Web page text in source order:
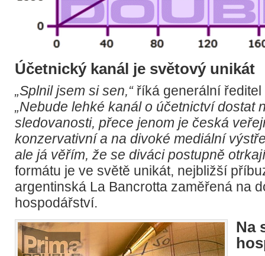
Účetnický kanál je světový unikát
„Splnil jsem si sen,“říká generální ředitel
„Nebude lehké kanál o účetnictví dostat
sledovanosti, přece jenom je česká
konzervativní a na divoké mediální
ale já věřím, že se diváci postupně
formátu je ve světě unikát, nejbližší
argentinská La Bancrotta zaměřená na
hospodářství.
Na